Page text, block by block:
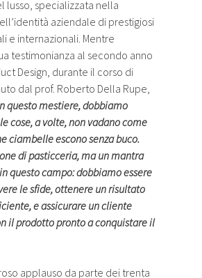
lusso, specializzata nella
aziendale di prestigiosi
e internazionali. Mentre
testimonianza al secondo anno
Design, durante il corso di
dal prof. Roberto Della Rupe,
questo mestiere, dobbiamo
cose, a volte, non vadano come
ciambelle escono senza buco.
di pasticceria, ma un mantra
questo campo: dobbiamo essere
le sfide, ottenere un risultato
e assicurare un cliente
il prodotto pronto a conquistare il
applauso da parte dei trenta